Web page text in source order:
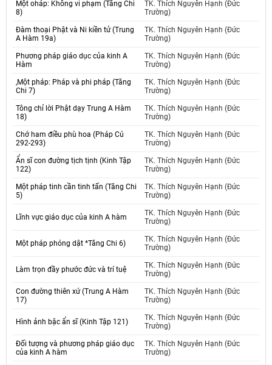
Một oháp: Không vi phạm (Tăng Chi
8)
TK. Thích Nguyên Hạnh (Đức
Trường)
Đàm thoại Phật và Ni kiền tử (Trung
A Hàm 19a)
TK. Thích Nguyên Hạnh (Đức
Trường)
Phương pháp giáo dục của kinh A
Hàm
TK. Thích Nguyên Hạnh (Đức
Trường)
,Một pháp: Pháp và phi pháp (Tăng
Chi 7)
TK. Thích Nguyên Hạnh (Đức
Trường)
Tông chỉ lời Phật dạy Trung A Hàm
18)
TK. Thích Nguyên Hạnh (Đức
Trường)
Chớ ham điều phù hoa (Pháp Cú
292-293)
TK. Thích Nguyên Hạnh (Đức
Trường)
Ẩn sĩ con đường tịch tịnh (Kinh Tập
122)
TK. Thích Nguyên Hạnh (Đức
Trường)
Một pháp tinh cần tinh tấn (Tăng Chi
5)
TK. Thích Nguyên Hạnh (Đức
Trường)
Lĩnh vực giáo dục của kinh A hàm
TK. Thích Nguyên Hạnh (Đức
Trường)
Một pháp phóng dật *Tăng Chi 6)
TK. Thích Nguyên Hạnh (Đức
Trường)
Làm trọn đầy phước đức và trí tuệ
TK. Thích Nguyên Hạnh (Đức
Trường)
Con đường thiên xứ (Trung A Hàm
17)
TK. Thích Nguyên Hạnh (Đức
Trường)
Hình ảnh bậc ẩn sĩ (Kinh Tập 121)
TK. Thích Nguyên Hạnh (Đức
Trường)
Đối tượng và phương pháp giáo dục
của kinh A hàm
TK. Thích Nguyên Hạnh (Đức
Trường)